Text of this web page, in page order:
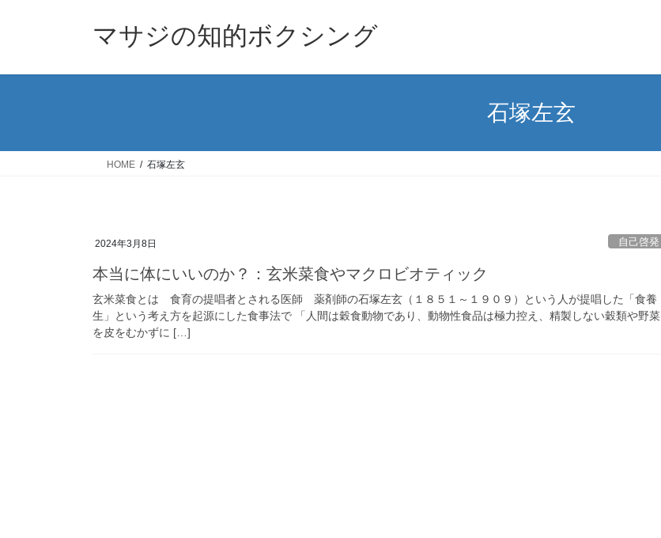
マサジの知的ボクシング
石塚左玄
HOME 石塚左玄
2024年3月8日 自己啓発
本当に体にいいのか？：玄米菜食やマクロビオティック
玄米菜食とは 食育の提唱者とされる医師 薬剤師の石塚左玄（１８５１～１９０９）という人が提唱した「食養
生」という考え方を起源にした食事法で 「人間は穀食動物であり、動物性食品は極力控え、精製しない穀類や野菜
を皮をむかずに […]